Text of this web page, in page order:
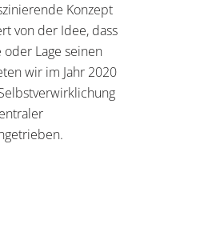
Konzept
von der Idee, dass
Lage seinen
wir im Jahr 2020